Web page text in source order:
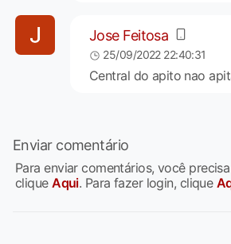
Jose Feitosa
25/09/2022 22:40:31
Central do apito nao
Enviar comentário
Para enviar comentários, você
cliqueAqui. Para fazer login, clique